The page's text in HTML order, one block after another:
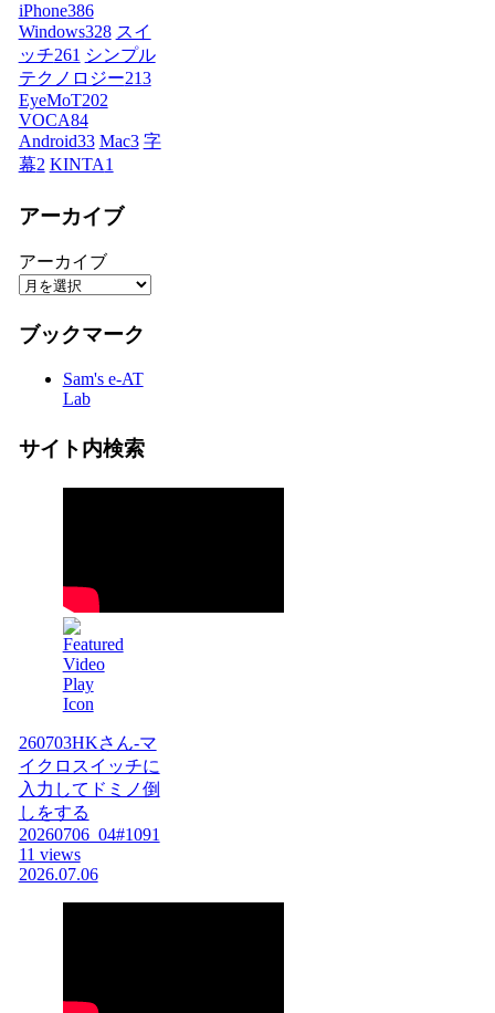
iPhone386
Windows328 スイ
ッチ261 シンプル
テクノロジー213
EyeMoT202
VOCA84
Android33 Mac3 字
幕2 KINTA1
アーカイブ
アーカイブ
ブックマーク
Sam's e-AT
Lab
サイト内検索
260703HKさん-マ
イクロスイッチに
入力してドミノ倒
しをする
20260706_04#1091
11 views
2026.07.06